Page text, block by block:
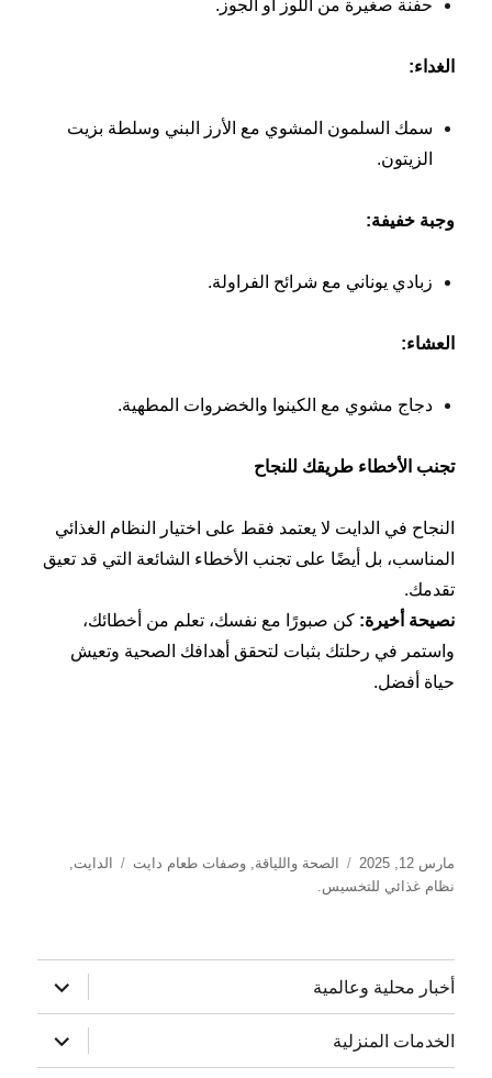
حفنة صغيرة من اللوز أو الجوز.
الغداء:
سمك السلمون المشوي مع الأرز البني وسلطة بزيت
الزيتون.
وجبة خفيفة:
زبادي يوناني مع شرائح الفراولة.
العشاء:
دجاج مشوي مع الكينوا والخضروات المطهية.
تجنب الأخطاء طريقك للنجاح
النجاح في الدايت لا يعتمد فقط على اختيار النظام الغذائي
المناسب، بل أيضًا على تجنب الأخطاء الشائعة التي قد تعيق
تقدمك.
نصيحة أخيرة: كن صبورًا مع نفسك، تعلم من أخطائك،
واستمر في رحلتك بثبات لتحقق أهدافك الصحية وتعيش
حياة أفضل.
نُشرت
في
مارس 12, 2025 التصنيفات
الصحة واللياقة,وصفات طعام دايت الوسوم
الدايت,
نظام غذائي للتخسيس.
أخبار محلية وعالمية
توسيع
القائمة
الفرعية
الخدمات المنزلية
توسيع
القائمة
الفرعية